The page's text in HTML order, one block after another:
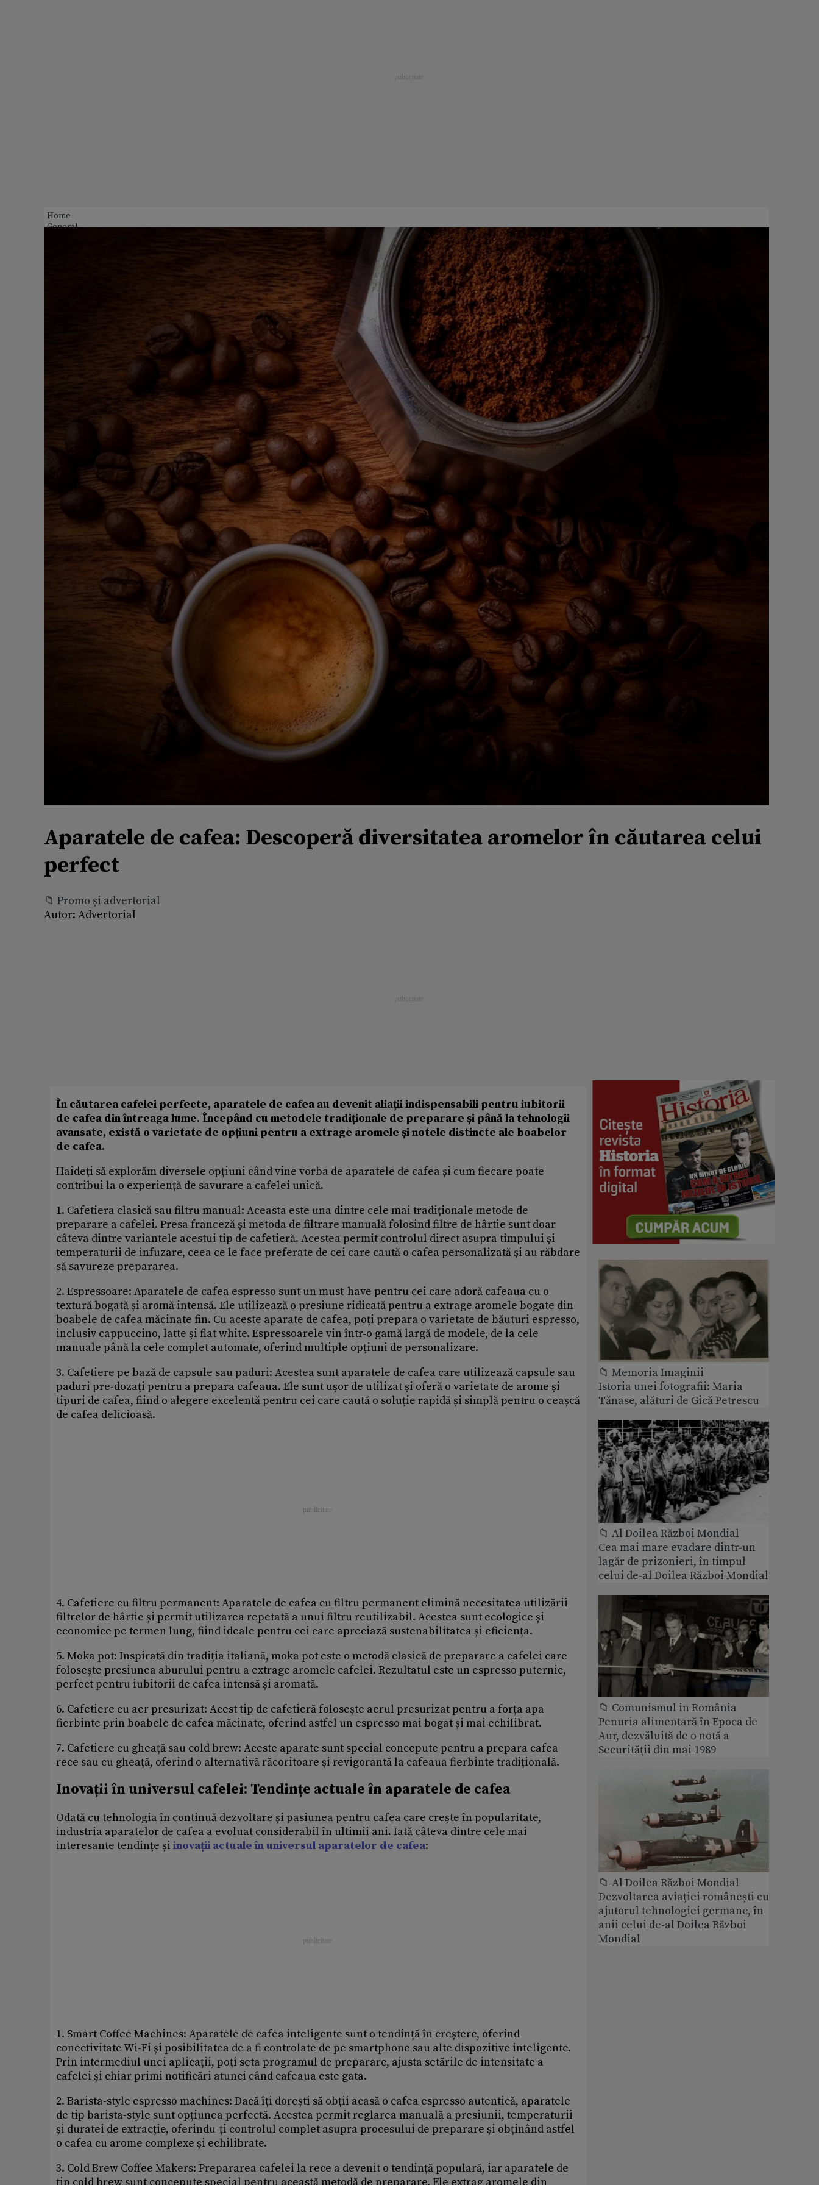
Home
General
Aparatele de cafea: Descoperă diversitatea aromelor în căutarea celui
perfect
📁 Promo și advertorial
Autor: Advertorial
În căutarea cafelei perfecte, aparatele de cafea au devenit aliații indispensabili pentru iubitorii
de cafea din întreaga lume. Începând cu metodele tradiționale de preparare și până la tehnologii
avansate, există o varietate de opțiuni pentru a extrage aromele și notele distincte ale boabelor
de cafea.
Haideți să explorăm diversele opțiuni când vine vorba de aparatele de cafea și cum fiecare poate
contribui la o experiență de savurare a cafelei unică.
1. Cafetiera clasică sau filtru manual: Aceasta este una dintre cele mai tradiționale metode de
preparare a cafelei. Presa franceză și metoda de filtrare manuală folosind filtre de hârtie sunt doar
câteva dintre variantele acestui tip de cafetieră. Acestea permit controlul direct asupra timpului și
temperaturii de infuzare, ceea ce le face preferate de cei care caută o cafea personalizată și au răbdare
să savureze prepararea.
2. Espressoare: Aparatele de cafea espresso sunt un must-have pentru cei care adoră cafeaua cu o
textură bogată și aromă intensă. Ele utilizează o presiune ridicată pentru a extrage aromele bogate din
boabele de cafea măcinate fin. Cu aceste aparate de cafea, poți prepara o varietate de băuturi espresso,
inclusiv cappuccino, latte și flat white. Espressoarele vin într-o gamă largă de modele, de la cele
manuale până la cele complet automate, oferind multiple opțiuni de personalizare.
3. Cafetiere pe bază de capsule sau paduri: Acestea sunt aparatele de cafea care utilizează capsule sau
paduri pre-dozați pentru a prepara cafeaua. Ele sunt ușor de utilizat și oferă o varietate de arome și
tipuri de cafea, fiind o alegere excelentă pentru cei care caută o soluție rapidă și simplă pentru o ceașcă
de cafea delicioasă.
4. Cafetiere cu filtru permanent: Aparatele de cafea cu filtru permanent elimină necesitatea utilizării
filtrelor de hârtie și permit utilizarea repetată a unui filtru reutilizabil. Acestea sunt ecologice și
economice pe termen lung, fiind ideale pentru cei care apreciază sustenabilitatea și eficiența.
5. Moka pot: Inspirată din tradiția italiană, moka pot este o metodă clasică de preparare a cafelei care
folosește presiunea aburului pentru a extrage aromele cafelei. Rezultatul este un espresso puternic,
perfect pentru iubitorii de cafea intensă și aromată.
6. Cafetiere cu aer presurizat: Acest tip de cafetieră folosește aerul presurizat pentru a forța apa
fierbinte prin boabele de cafea măcinate, oferind astfel un espresso mai bogat și mai echilibrat.
7. Cafetiere cu gheață sau cold brew: Aceste aparate sunt special concepute pentru a prepara cafea
rece sau cu gheață, oferind o alternativă răcoritoare și revigorantă la cafeaua fierbinte tradițională.
Inovații în universul cafelei: Tendințe actuale în aparatele de cafea
Odată cu tehnologia în continuă dezvoltare și pasiunea pentru cafea care crește în popularitate,
industria aparatelor de cafea a evoluat considerabil în ultimii ani. Iată câteva dintre cele mai
interesante tendințe și inovații actuale în universul aparatelor de cafea:
1. Smart Coffee Machines: Aparatele de cafea inteligente sunt o tendință în creștere, oferind
conectivitate Wi-Fi și posibilitatea de a fi controlate de pe smartphone sau alte dispozitive inteligente.
Prin intermediul unei aplicații, poți seta programul de preparare, ajusta setările de intensitate a
cafelei și chiar primi notificări atunci când cafeaua este gata.
2. Barista-style espresso machines: Dacă îți dorești să obții acasă o cafea espresso autentică, aparatele
de tip barista-style sunt opțiunea perfectă. Acestea permit reglarea manuală a presiunii, temperaturii
și duratei de extracție, oferindu-ți controlul complet asupra procesului de preparare și obținând astfel
o cafea cu arome complexe și echilibrate.
3. Cold Brew Coffee Makers: Prepararea cafelei la rece a devenit o tendință populară, iar aparatele de
tip cold brew sunt concepute special pentru această metodă de preparare. Ele extrag aromele din
📁 Memoria Imaginii
Istoria unei fotografii: Maria
Tănase, alături de Gică Petrescu
📁 Al Doilea Război Mondial
Cea mai mare evadare dintr-un
lagăr de prizonieri, în timpul
celui de-al Doilea Război Mondial
📁 Comunismul in România
Penuria alimentară în Epoca de
Aur, dezvăluită de o notă a
Securității din mai 1989
📁 Al Doilea Război Mondial
Dezvoltarea aviației românești cu
ajutorul tehnologiei germane, în
anii celui de-al Doilea Război
Mondial